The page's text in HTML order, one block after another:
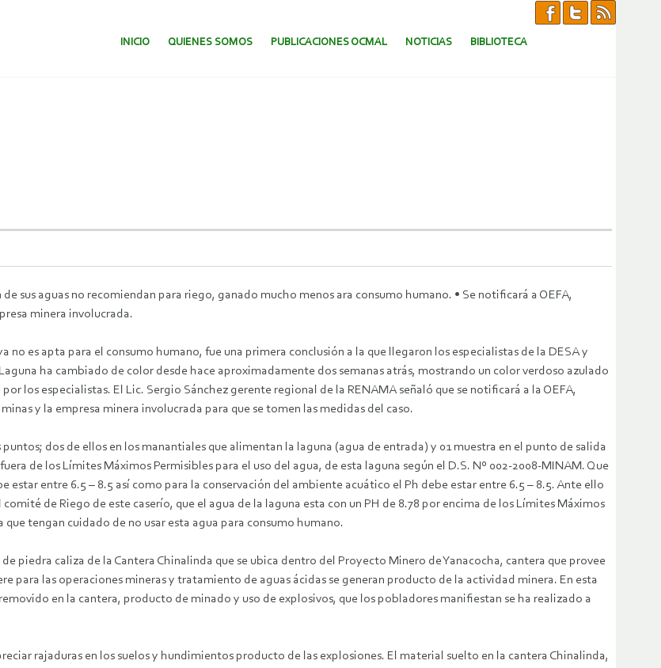
SALTAR AL CONTENIDO.
INICIO QUIENES SOMOS PUBLICACIONES OCMAL NOTICIAS BIBLIOTECA
sus aguas no recomiendan para riego, ganado mucho menos ara consumo humano. • Se notificará a OEFA,
minera involucrada.
no es apta para el consumo humano, fue una primera conclusión a la que llegaron los especialistas de la DESA y
ha cambiado de color desde hace aproximadamente dos semanas atrás, mostrando un color verdoso azulado
los especialistas. El Lic. Sergio Sánchez gerente regional de la RENAMA señaló que se notificará a la OEFA,
y la empresa minera involucrada para que se tomen las medidas del caso.
dos de ellos en los manantiales que alimentan la laguna (agua de entrada) y 01 muestra en el punto de salida
de los Límites Máximos Permisibles para el uso del agua, de esta laguna según el D.S. Nº 002-2008-MINAM. Que
estar entre 6.5 – 8.5 así como para la conservación del ambiente acuático el Ph debe estar entre 6.5 – 8.5. Ante ello
de Riego de este caserío, que el agua de la laguna esta con un PH de 8.78 por encima de los Límites Máximos
tengan cuidado de no usar esta agua para consumo humano.
piedra caliza de la Cantera Chinalinda que se ubica dentro del Proyecto Minero de Yanacocha, cantera que provee
para las operaciones mineras y tratamiento de aguas ácidas se generan producto de la actividad minera. En esta
en la cantera, producto de minado y uso de explosivos, que los pobladores manifiestan se ha realizado a
rajaduras en los suelos y hundimientos producto de las explosiones. El material suelto en la cantera Chinalinda,